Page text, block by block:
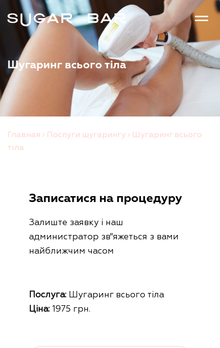
Шугаринг всього тіла
Главная › Послуги шугарингу › Шугаринг всього
тіла
Записатися на процедуру
Залиште заявку і наш
администратор зв"яжеться з вами
найближчим часом
Послуга: Шугаринг всього тіла
Ціна: 1975 грн.